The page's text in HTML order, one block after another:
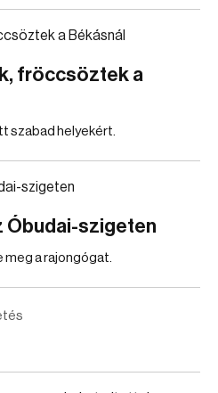
fröccsöztek a
szabad helyekért.
Óbudai-szigeten
meg a rajongógat.